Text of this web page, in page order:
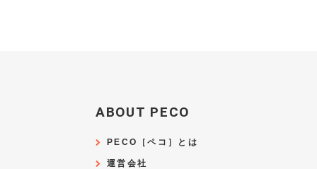
ABOUT PECO
PECO［ペコ］とは
運営会社